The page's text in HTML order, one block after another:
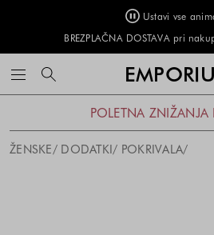
Ustavi vse
BREZPLAČNA DOSTAVA pri
POLETNA
ŽENSKE DODATKI POKRIVALA